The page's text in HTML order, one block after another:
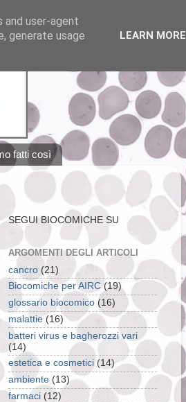
fatti così
SEGUI BIOCOMICHE SU
ARGOMENTI DEGLI ARTICOLI
cancro (21)
Biocomiche per AIRC (19)
glossario biocomico (16)
malattie (16)
batteri virus e bagherozzi vari
(14)
estetica e cosmetici (14)
ambiente (13)
farmaci (12)
and user-agent
generate usage
LEARN MORE